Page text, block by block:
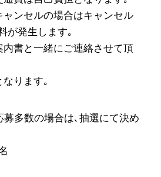
ンセルの場合はキャンセル
が発生します｡
書と一緒にご連絡させて頂
ります｡
多数の場合は､抽選にて決め